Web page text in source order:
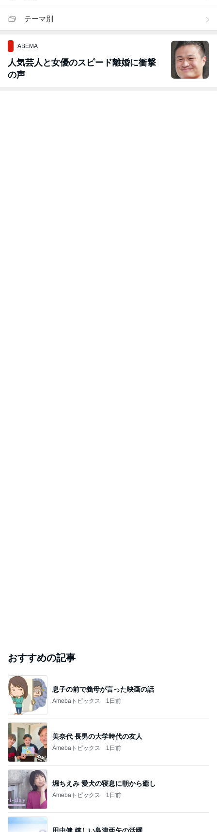
テーマ別
ABEMA
人気芸人と女優のスピード離婚に衝撃
の声
おすすめの記事
息子の前で義母が言った映画の話
Amebaトピックス 1日前
美奈代 長男の大学時代の友人
Amebaトピックス 1日前
堀ちえみ 愛犬の寝息に朝から癒し
Amebaトピックス 1日前
田中健 嬉しい島津亜矢の活躍